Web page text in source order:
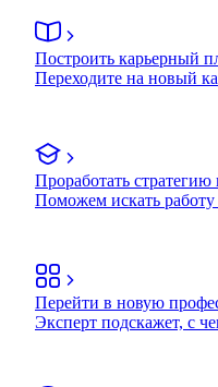
Построить карьерный
Переходите на новый
Проработать стратегию
Поможем искать
Перейти в новую
Эксперт подскажет, с